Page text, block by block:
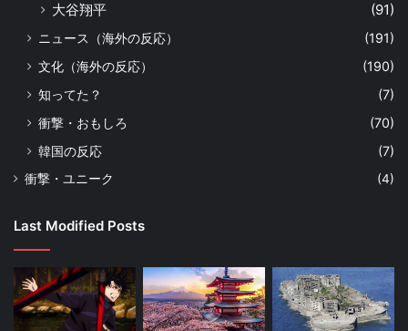
大谷翔平
(91)
ニュース（海外の反応）
(191)
文化（海外の反応）
(190)
知ってた？
(7)
衝撃・おもしろ
(70)
韓国の反応
(7)
衝撃・ユニーク (4)
Last Modified Posts